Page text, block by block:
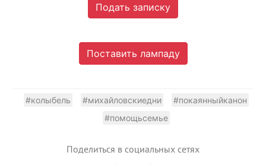
Подать записку
Поставить лампаду
#колыбель #михайловскиедни
#покаянныйканон
#помощьсемье
Поделиться в социальных сетях